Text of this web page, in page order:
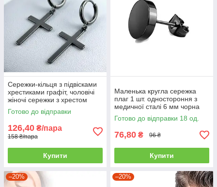
Сережки-кільця з підвісками
хрестиками графіт, чоловічі
жіночі сережки з хрестом
(пара)
Готово до відправки
126,40 ₴/пара
158 ₴/пара
Купити
Маленька кругла сережка
плаг 1 шт. одностороння з
медичної сталі 6 мм чорна
JAVRICK
Готово до відправки 18 од.
76,80 ₴ 96 ₴
Купити
–20% –20%